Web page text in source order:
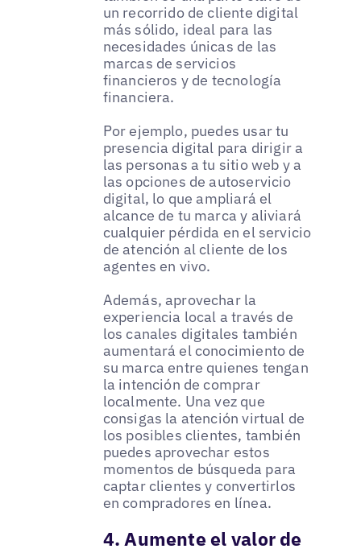
un recorrido de cliente digital
más sólido, ideal para las
necesidades únicas de las
marcas de servicios
financieros y de tecnología
financiera.
Por ejemplo, puedes usar tu
presencia digital para dirigir a
las personas a tu sitio web y a
las opciones de autoservicio
digital, lo que ampliará el
alcance de tu marca y aliviará
cualquier pérdida en el servicio
de atención al cliente de los
agentes en vivo.
Además, aprovechar la
experiencia local a través de
los canales digitales también
aumentará el conocimiento de
su marca entre quienes tengan
la intención de comprar
localmente. Una vez que
consigas la atención virtual de
los posibles clientes, también
puedes aprovechar estos
momentos de búsqueda para
captar clientes y convertirlos
en compradores en línea.
4. Aumente el valor de